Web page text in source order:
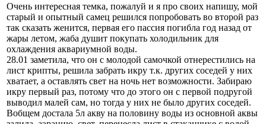
Очень интересная темка, пожалуй и я про своих напишу, мой
старый и опытный самец решился попробовать во второй раз
так сказать женится, первая его пассия погибла год назад от
жары летом, жаба душит покупать холодильник для
охлаждения аквариумной воды.
28.01 заметила, что он с молодой самочкой отнерестились на
лист крипты, решила забрать икру т.к. других соседей у них
хватает, а оставлять свет на ночь нет возможности. Забираю
икру первый раз, потому что до этого он с первой подругой
выводил малей сам, но тогда у них не было других соседей.
Вобщем достала 5л акву на половину воды из основной аквы